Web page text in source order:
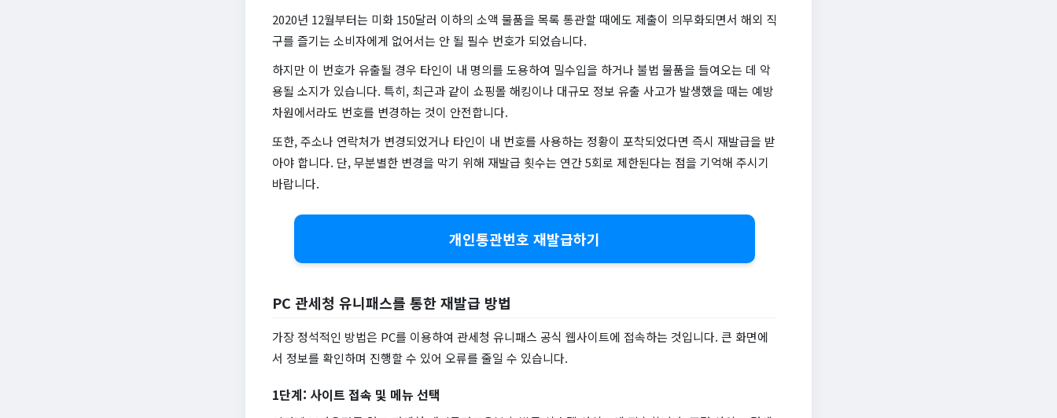
2020년 12월부터는 미화 150달러 이하의 소액 물품을 목록 통관할 때에도 제출이 의무화되면서 해외 직
구를 즐기는 소비자에게 없어서는 안 될 필수 번호가 되었습니다.
하지만 이 번호가 유출될 경우 타인이 내 명의를 도용하여 밀수입을 하거나 불법 물품을 들여오는 데 악
용될 소지가 있습니다. 특히, 최근과 같이 쇼핑몰 해킹이나 대규모 정보 유출 사고가 발생했을 때는 예방
차원에서라도 번호를 변경하는 것이 안전합니다.
또한, 주소나 연락처가 변경되었거나 타인이 내 번호를 사용하는 정황이 포착되었다면 즉시 재발급을 받
아야 합니다. 단, 무분별한 변경을 막기 위해 재발급 횟수는 연간 5회로 제한된다는 점을 기억해 주시기
바랍니다.
개인통관번호 재발급하기
PC 관세청 유니패스를 통한 재발급 방법
가장 정석적인 방법은 PC를 이용하여 관세청 유니패스 공식 웹사이트에 접속하는 것입니다. 큰 화면에
서 정보를 확인하며 진행할 수 있어 오류를 줄일 수 있습니다.
1단계: 사이트 접속 및 메뉴 선택